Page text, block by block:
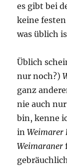
es gibt bei
keine
was üblich
Üblich
nur noch?)
ganz
nie auch
bin, kenne
inWeimarer
Weimaraner